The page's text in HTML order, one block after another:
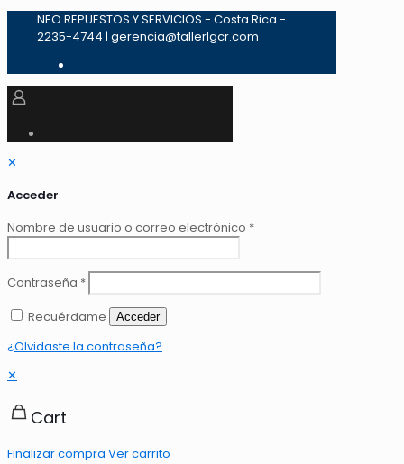
NEO REPUESTOS Y SERVICIOS - Costa Rica -
2235-4744 | gerencia@tallerlgcr.com
✕
Acceder
Nombre de usuario o correo electrónico *
Contraseña *
Recuérdame
Acceder
¿Olvidaste la contraseña?
✕
Cart
Finalizar compra Ver carrito